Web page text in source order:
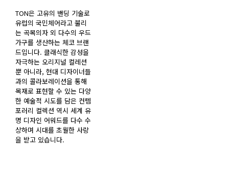
TON은 고유의 밴딩 기술로
유럽의 국민체어라고 불리
는 곡목의자 외 다수의 우드
가구를 생산하는 체코 브랜
드입니다. 클래식한 감성을
자극하는 오리지널 컬레션
뿐 아니라, 현대 디자이너들
과의 콜라보레이션을 통해
목재로 표현할 수 있는 다양
한 예술적 시도를 담은 컨템
포러리 컬렉션 역시 세계 유
명 디자인 어워드를 다수 수
상하며 시대를 초월한 사랑
을 받고 있습니다.